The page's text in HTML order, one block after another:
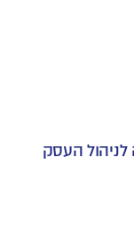
העסק